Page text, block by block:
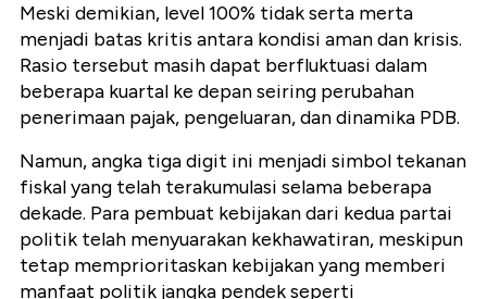
Meski demikian, level 100% tidak serta merta
menjadi batas kritis antara kondisi aman dan krisis.
Rasio tersebut masih dapat berfluktuasi dalam
beberapa kuartal ke depan seiring perubahan
penerimaan pajak, pengeluaran, dan dinamika PDB.
Namun, angka tiga digit ini menjadi simbol tekanan
fiskal yang telah terakumulasi selama beberapa
dekade. Para pembuat kebijakan dari kedua partai
politik telah menyuarakan kekhawatiran, meskipun
tetap memprioritaskan kebijakan yang memberi
manfaat politik jangka pendek seperti